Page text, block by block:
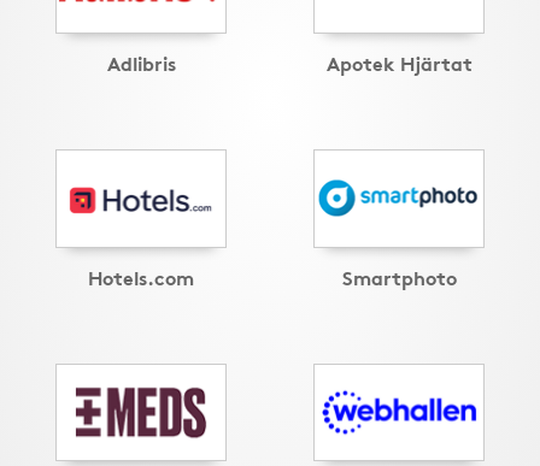
Adlibris Apotek Hjärtat
Hotels.com Smartphoto